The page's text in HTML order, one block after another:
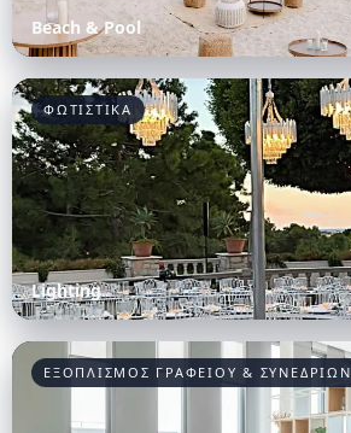
Beach & Pool
ΦΩΤΙΣΤΙΚΑ
Lighting
ΕΞΟΠΛΙΣΜΟΣ ΓΡΑΦΕΙΟΥ & ΣΥΝΕΔΡΙΩΝ